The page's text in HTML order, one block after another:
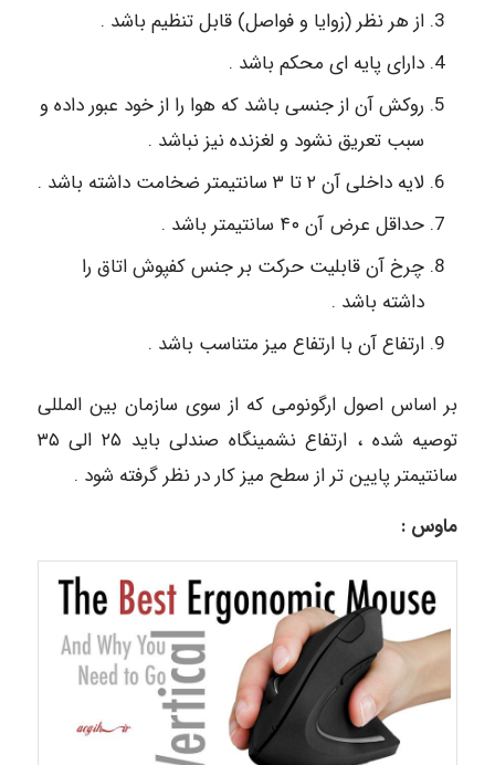
از هر نظر (زوایا و فواصل) قابل تنظیم باشد .
دارای پایه ای محکم باشد .
روکش آن از جنسی باشد که هوا را از خود عبور داده و
سبب تعریق نشود و لغزنده نیز نباشد .
لایه داخلی آن ۲ تا ۳ سانتیمتر ضخامت داشته باشد .
حداقل عرض آن ۴۰ سانتیمتر باشد .
چرخ آن قابلیت حرکت بر جنس کفپوش اتاق را
داشته باشد .
ارتفاع آن با ارتفاع میز متناسب باشد .
بر اساس اصول ارگونومی که از سوی سازمان بین المللی
توصیه شده ، ارتفاع نشمینگاه صندلی باید ۲۵ الی ۳۵
سانتیمتر پایین تر از سطح میز کار در نظر گرفته شود .
ماوس :